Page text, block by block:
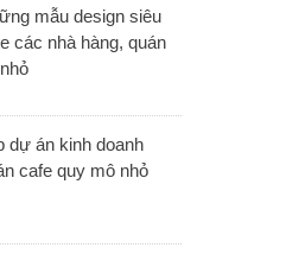
mẫu design siêu
các nhà hàng, quán
dự án kinh doanh
cafe quy mô nhỏ